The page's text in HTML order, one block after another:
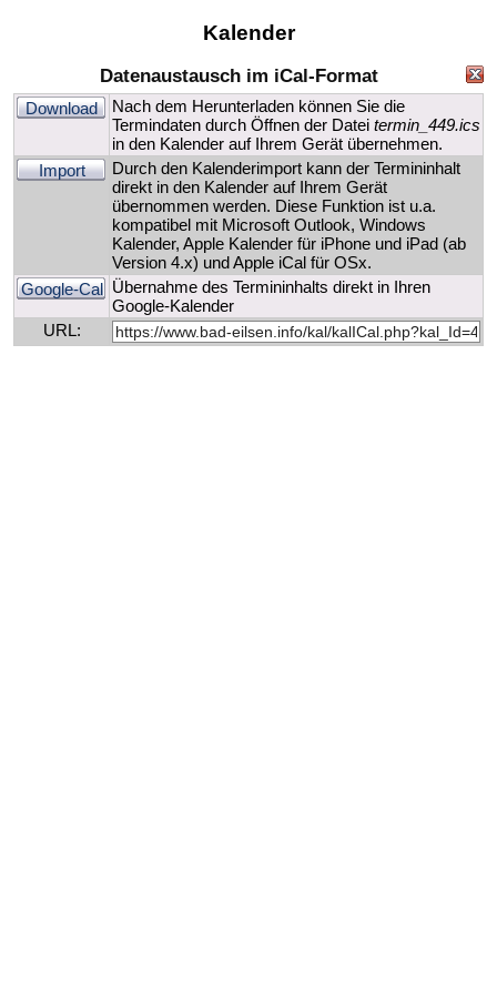
Kalender
Datenaustausch im iCal-Format
Download
Nach dem Herunterladen können Sie die
Termindaten durch Öffnen der Dateitermin_449.ics
in den Kalender auf Ihrem Gerät übernehmen.
Import
Durch den Kalenderimport kann der Termininhalt
direkt in den Kalender auf Ihrem Gerät
übernommen werden. Diese Funktion ist u.a.
kompatibel mit Microsoft Outlook, Windows
Kalender, Apple Kalender für iPhone und iPad (ab
Version 4.x) und Apple iCal für OSx.
Google-Cal Übernahme des Termininhalts direkt in Ihren
Google-Kalender
URL: